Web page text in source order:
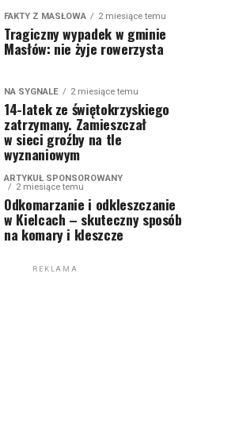
FAKTY Z MASŁOWA 2 miesiące temu
Tragiczny wypadek w gminie
Masłów: nie żyje rowerzysta
NA SYGNALE 2 miesiące temu
14-latek ze świętokrzyskiego
zatrzymany. Zamieszczał
w sieci groźby na tle
wyznaniowym
ARTYKUŁ SPONSOROWANY
2 miesiące temu
Odkomarzanie i odkleszczanie
w Kielcach – skuteczny sposób
na komary i kleszcze
REKLAMA